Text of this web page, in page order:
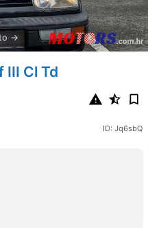
III Cl Td
ID: Jq6sbQ